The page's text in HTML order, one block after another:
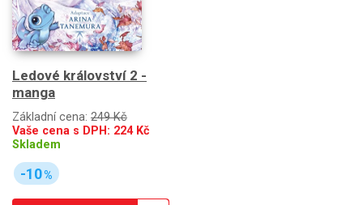
Ledové království 2 -
manga
Základní cena: 249 Kč
Vaše cena s DPH: 224Kč
Skladem
-10%